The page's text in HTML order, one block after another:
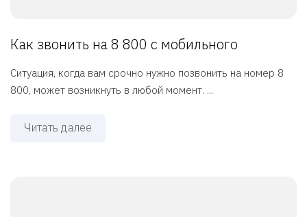
Как звонить на 8 800 с мобильного
Ситуация, когда вам срочно нужно позвонить на номер 8
800, может возникнуть в любой момент. ...
Читать далее